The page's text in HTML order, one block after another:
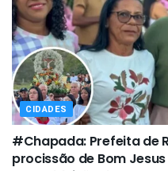
CIDADES
#Chapada: Prefeita de
procissão de Bom